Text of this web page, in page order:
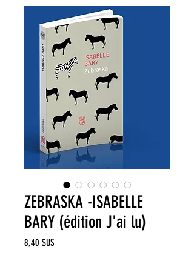
ZEBRASKA -ISABELLE
BARY (édition J'ai lu)
8,40 $US